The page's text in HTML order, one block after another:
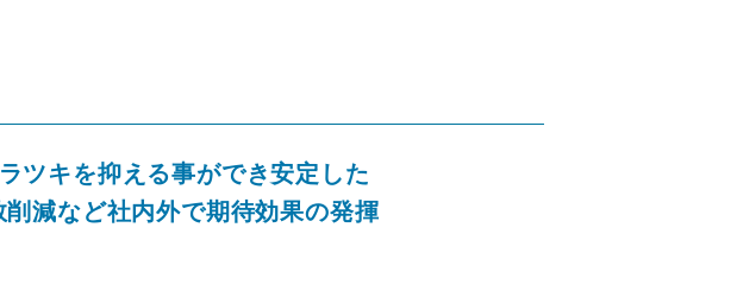
ツキを抑える事ができ安定した
減など社内外で期待効果の発揮